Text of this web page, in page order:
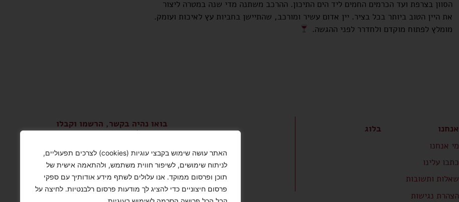
האתר עושה שימוש בקבצי עוגיות (cookies) לצרכים תפעוליים,
לניתוח שימושים, לשיפור חווית משתמש, ולהתאמה אישית של
תוכן ופרסום ממוקד. אנו עלולים לשתף מידע אודותיך עם ספקי
פרסום חיצוניים כדי להציג לך מודעות פרסום רלבנטיות. לחיצה על
הסוון בצרפת ועד הכרמים החמים ליד הים התיכון. ההרכב משתנה מדי שנה במטרה ליצור
את היין הטוב ביותר בכל בציר. יין אדום עשיר ומורכב, שהתיישן בחביות עץ לאיכות ועומק.
מומלץ לפתוח מוקדם ולחדרר לפני ההגשה.
אנחנו
מי אנחנו
כתבו עלינו
שאלות ותשובות
הצהרת נגישות
בלוג
בואו נהיה בקשר, הרשמו וקבלו
עדכונים!
שלח
אזהרה: צריכה מופרזת של אלכוהול
מסכנת חיים ומזיקה לבריאות